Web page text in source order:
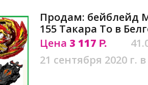
Продам: бейблейд
155 Такара То в
Цена 3 117 Р.
21 сентября 2020 г.